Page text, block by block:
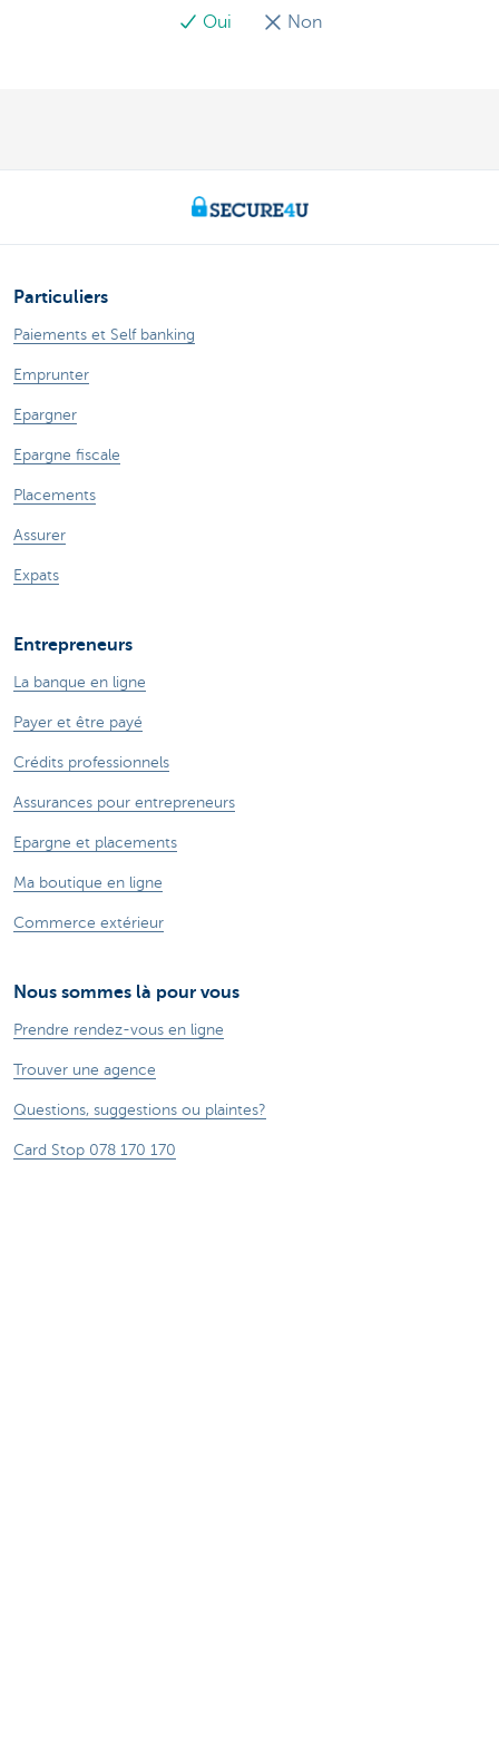
Oui Non
Particuliers
Paiements et Self banking
Emprunter
Epargner
Epargne fiscale
Placements
Assurer
Expats
Entrepreneurs
La banque en ligne
Payer et être payé
Crédits professionnels
Assurances pour entrepreneurs
Epargne et placements
Ma boutique en ligne
Commerce extérieur
Nous sommes là pour vous
Prendre rendez-vous en ligne
Trouver une agence
Questions, suggestions ou plaintes?
Card Stop 078 170 170